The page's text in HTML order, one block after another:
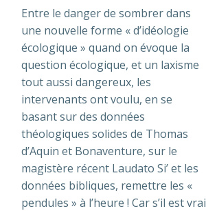
Entre le danger de sombrer dans
une nouvelle forme « d’idéologie
écologique » quand on évoque la
question écologique, et un laxisme
tout aussi dangereux, les
intervenants ont voulu, en se
basant sur des données
théologiques solides de Thomas
d’Aquin et Bonaventure, sur le
magistère récent Laudato Si’ et les
données bibliques, remettre les «
pendules » à l’heure ! Car s’il est vrai